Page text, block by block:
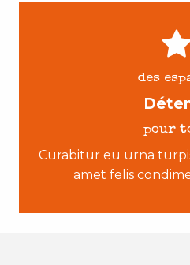
des
pour
Curabitur eu urna
amet felis